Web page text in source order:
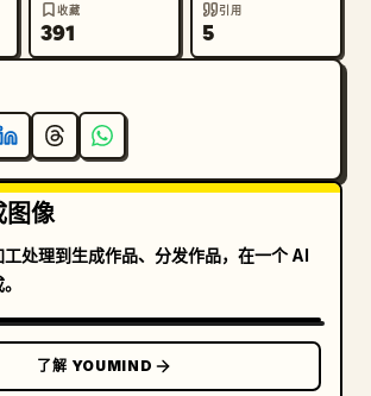
收藏
391
引用
5
图像
处理到生成作品、分发作品，在一个 AI
了解 YOUMIND